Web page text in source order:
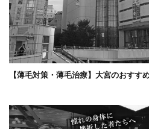
【薄毛対策・薄毛治療】大宮のおすす